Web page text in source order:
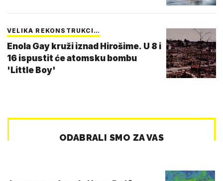
VELIKA REKONSTRUKCI…
Enola Gay kruži iznad Hirošime. U 8 i
16 ispustit će atomsku bombu
'Little Boy'